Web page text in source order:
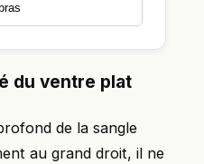
du ventre plat
de la sangle
au grand droit, il ne